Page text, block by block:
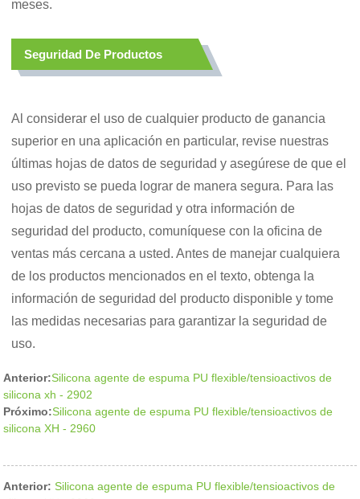
meses.
Seguridad De Productos
Al considerar el uso de cualquier producto de ganancia
superior en una aplicación en particular, revise nuestras
últimas hojas de datos de seguridad y asegúrese de que el
uso previsto se pueda lograr de manera segura. Para las
hojas de datos de seguridad y otra información de
seguridad del producto, comuníquese con la oficina de
ventas más cercana a usted. Antes de manejar cualquiera
de los productos mencionados en el texto, obtenga la
información de seguridad del producto disponible y tome
las medidas necesarias para garantizar la seguridad de
uso.
Anterior:Silicona agente de espuma PU flexible/tensioactivos de
silicona xh - 2902
Próximo:Silicona agente de espuma PU flexible/tensioactivos de
silicona XH - 2960
Anterior: Silicona agente de espuma PU flexible/tensioactivos de